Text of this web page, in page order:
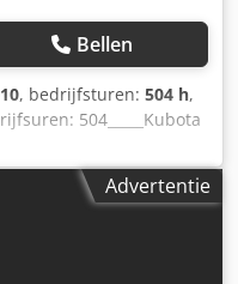
Bellen
, bedrijfsturen: 504 h,
504_____Kubota
Eerste toelating:
10 kW Transmissie:
tpm Achterhefinrichting,
Cabine met zwaailicht
§ 25a UStG marge-
Advertentie